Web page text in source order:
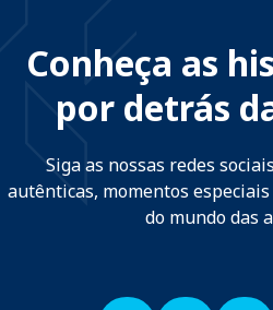
Conheça as
por detrás
Siga as nossas redes
autênticas, momentos
do mundo das